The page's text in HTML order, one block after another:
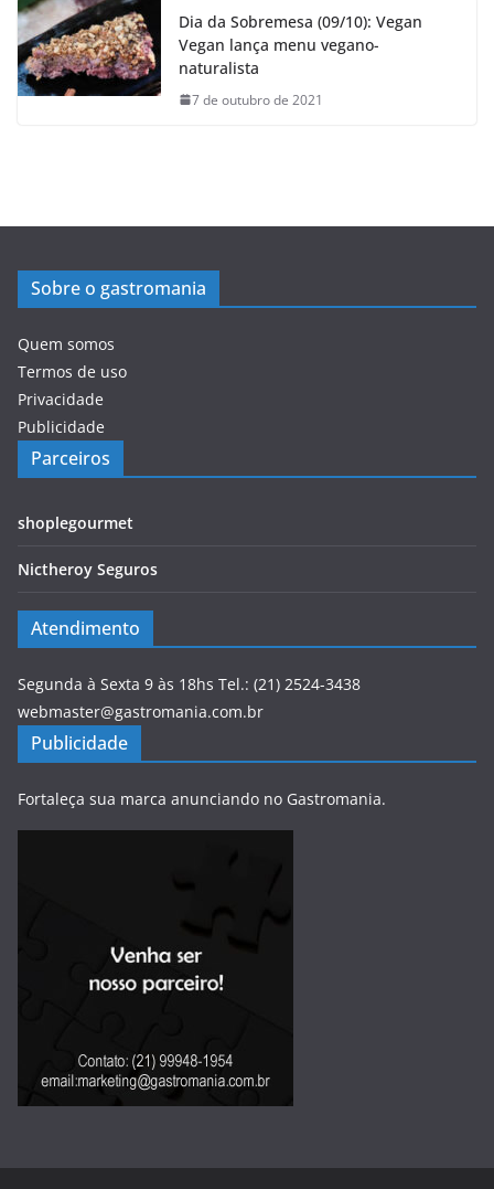
Dia da Sobremesa (09/10): Vegan
Vegan lança menu vegano-
naturalista
7 de outubro de 2021
Sobre o gastromania
Quem somos
Termos de uso
Privacidade
Publicidade
Parceiros
shoplegourmet
Nictheroy Seguros
Atendimento
Segunda à Sexta 9 às 18hs Tel.: (21) 2524-3438
webmaster@gastromania.com.br
Publicidade
Fortaleça sua marca anunciando no Gastromania.